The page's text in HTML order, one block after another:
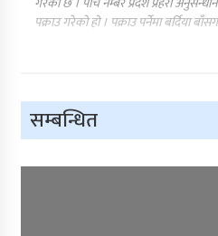
पक्राउ गरेको हो । पक्राउ पर्नेमा बर्दिया
सम्बन्धित